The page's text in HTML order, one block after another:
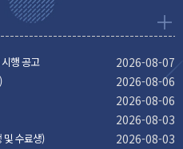
행 공고 2026-08-07
2026-08-06
2026-08-06
2026-08-03
및 수료생) 2026-08-03